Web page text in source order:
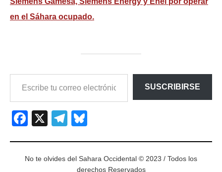
en el Sáhara ocupado.
SUSCRIBIRSE
Facebook
X Telegram
No te olvides del Sahara Occidental © 2023 / Todos los
derechos Reservados